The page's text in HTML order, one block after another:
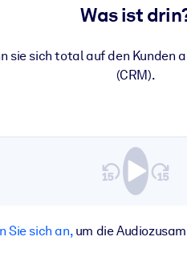
Was ist
sie sich total auf den
(CRM).
Sie sich an,um die